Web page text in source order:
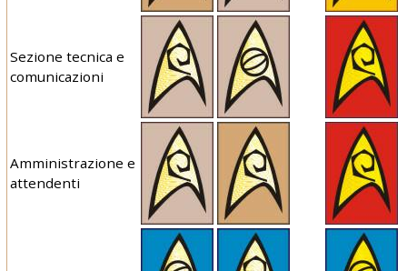
Sezione tecnica e
comunicazioni
Amministrazione e
attendenti